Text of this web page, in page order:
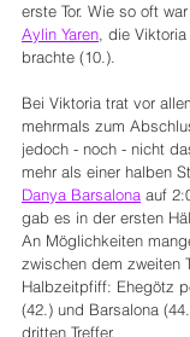
erste Tor. Wie so oft
Aylin Yaren, die
brachte (10.).
Bei Viktoria trat vor
mehrmals zum
jedoch - noch - nicht
mehr als einer halben
Danya Barsalona auf
gab es in der ersten
An Möglichkeiten
zwischen dem zweiten
Halbzeitpfiff: Ehegötz
(42.) und Barsalona
dritten Treffer.